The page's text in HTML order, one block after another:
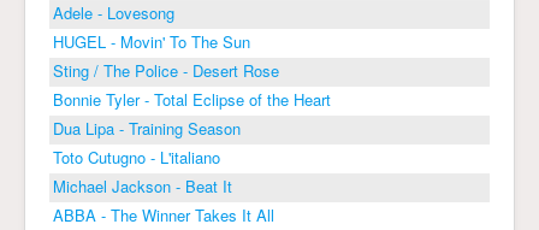
Adele - Lovesong
HUGEL - Movin' To The Sun
Sting / The Police - Desert Rose
Bonnie Tyler - Total Eclipse of the Heart
Dua Lipa - Training Season
Toto Cutugno - L'italiano
Michael Jackson - Beat It
ABBA - The Winner Takes It All